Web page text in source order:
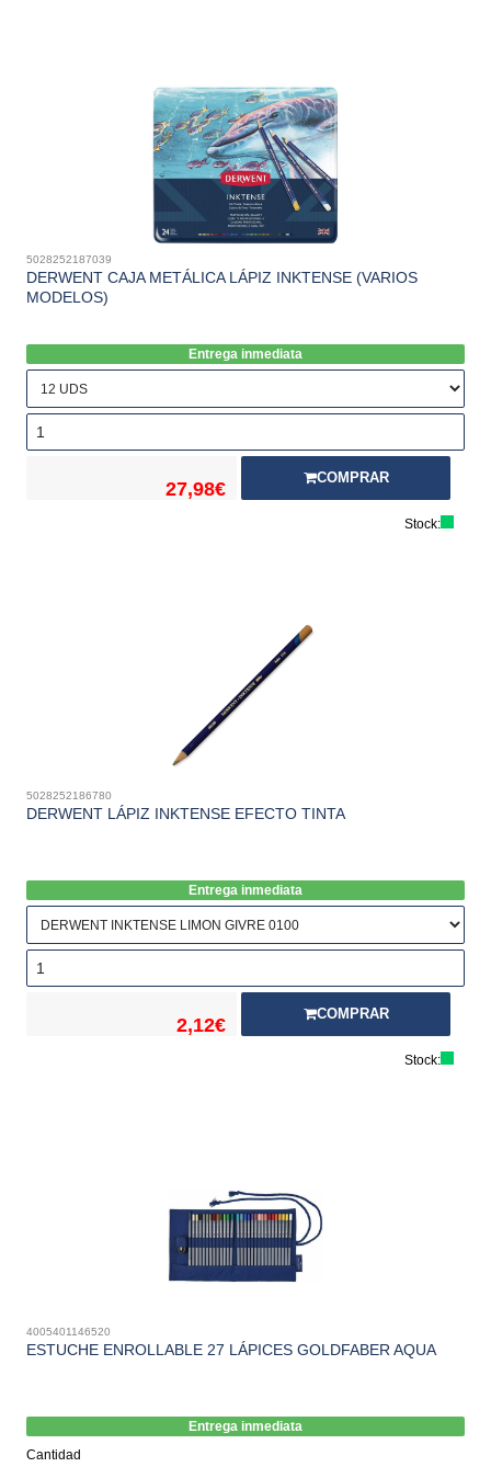
5028252187039
DERWENT CAJA METÁLICA LÁPIZ INKTENSE (VARIOS
MODELOS)
Entrega inmediata
27,98€
COMPRAR
Stock:
5028252186780
DERWENT LÁPIZ INKTENSE EFECTO TINTA
Entrega inmediata
2,12€
COMPRAR
Stock:
4005401146520
ESTUCHE ENROLLABLE 27 LÁPICES GOLDFABER AQUA
Entrega inmediata
Cantidad